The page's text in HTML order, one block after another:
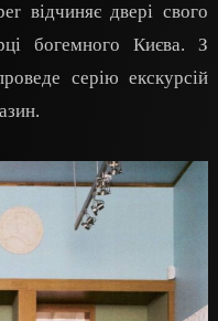
відчиняє двері свого
богемного Києва. З
серію екскурсій